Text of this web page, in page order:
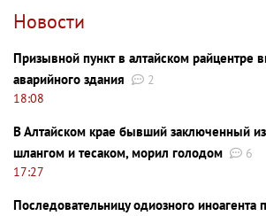
Новости
Призывной пункт в алтайском райцентре
аварийного здания
2
18:08
В Алтайском крае бывший заключенный
шлангом и тесаком, морил голодом
6
17:27
Последовательницу одиозного иноагента